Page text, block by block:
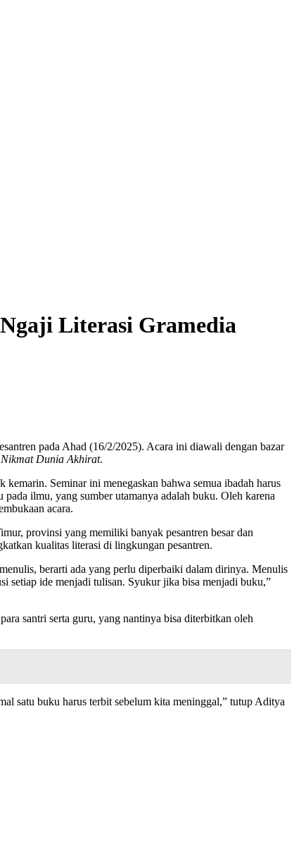
Literasi Gramedia
pada Ahad (16/2/2025). Acara ini diawali dengan bazar
Dunia Akhirat.
Seminar ini menegaskan bahwa semua ibadah harus
ilmu, yang sumber utamanya adalah buku. Oleh karena
acara.
provinsi yang memiliki banyak pesantren besar dan
kualitas literasi di lingkungan pesantren.
berarti ada yang perlu diperbaiki dalam dirinya. Menulis
setiap ide menjadi tulisan. Syukur jika bisa menjadi buku,”
santri serta guru, yang nantinya bisa diterbitkan oleh
satu buku harus terbit sebelum kita meninggal,” tutup Aditya